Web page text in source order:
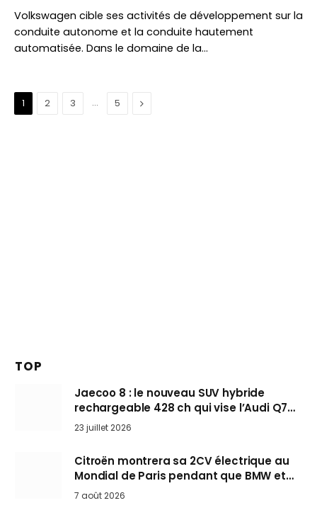
Volkswagen cible ses activités de développement sur la
conduite autonome et la conduite hautement
automatisée. Dans le domaine de la…
1 2 3 … 5 Suivant
TOP
Jaecoo 8 : le nouveau SUV hybride
rechargeable 428 ch qui vise l’Audi Q7
arrive en Europe cet automne
23 juillet 2026
Citroën montrera sa 2CV électrique au
Mondial de Paris pendant que BMW et
Mini désertent le salon
7 août 2026